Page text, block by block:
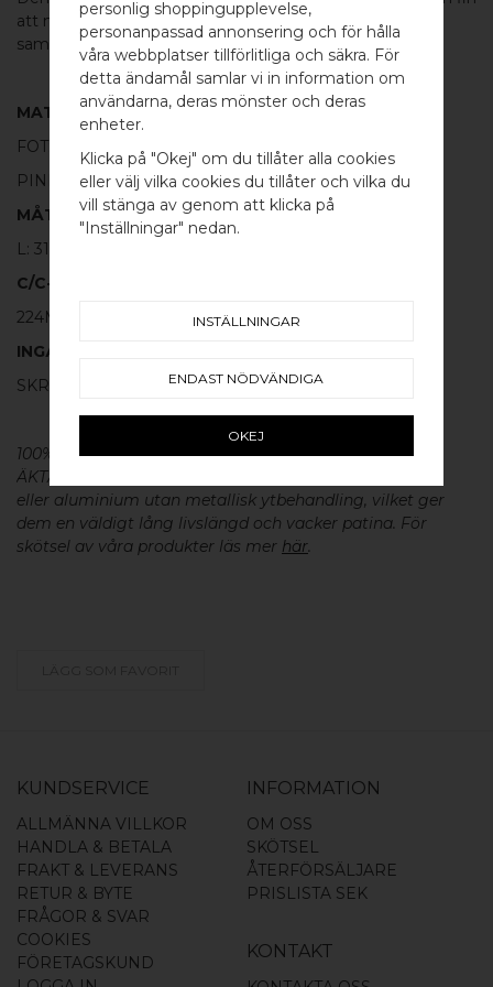
WELCOME TO
BB SWEDEN HARDWARE
Välj land / Choose country
att matcha med de andra handtagen eller knoppen
samma serie.
MATERIAL
FOT:
100% BORSTAT ROSTFRITT STÅL
PINNE: 100% BORSTAD MÄSSING
MÅTT
L: 314MM H: 40MM TJ: 12MM
C/C-MÅTT
224MM
INGÅR
SKRUV FÖR LUCKA: M4 X 25MM - 2 ST
100% ÄKTA METALL - Alla vårabeslagär tillverkade av
ÄKTA massiv mässing, koppar, rostfritt stål
eller aluminium utan metallisk ytbehandling, vilket ger
dem en väldigt lång livslängd och vacker patina. För
skötsel av våra produkter läs mer här.
KUNDSERVICE
ALLMÄNNA VILLKOR
HANDLA & BETALA
FRAKT & LEVERANS
RETUR & BYTE
FRÅGOR & SVAR
COOKIES
FÖRETAGSKUND
INFORMATION
OM OSS
SKÖTSEL
ÅTERFÖRSÄLJARE
PRISLISTA SEK
KONTAKT
personlig shoppingupplevelse,
personanpassad annonsering och för hålla
våra webbplatser tillförlitliga och säkra. För
detta ändamål samlar vi in information om
användarna, deras mönster och deras
enheter.
Klicka på "Okej" om du tillåter alla cookies
eller välj vilka cookies du tillåter och vilka du
vill stänga av genom att klicka på
"Inställningar" nedan.
INSTÄLLNINGAR
ENDAST NÖDVÄNDIGA
OKEJ